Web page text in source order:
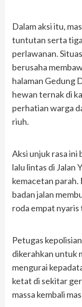
Dalam aksi itu,
tuntutan serta
perlawanan.
berusaha
halaman Gedung
hewan ternak di
perhatian warga
riuh.
Aksi unjuk rasa ini
lalu lintas di Jalan
kemacetan parah.
badan jalan
roda empat
Petugas
dikerahkan untuk
mengurai
ketat di sekitar
massa kembali